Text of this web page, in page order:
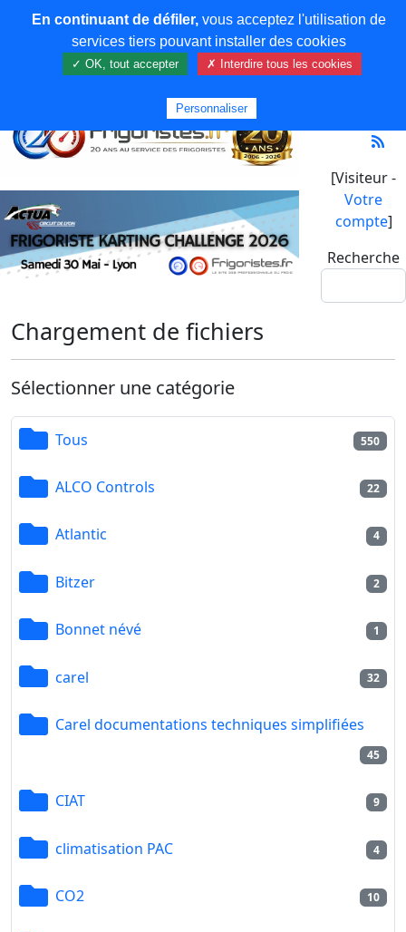
[Visiteur -
Votre
compte]
Recherche
Chargement de fichiers
Sélectionner une catégorie
Tous 550
ALCO Controls 22
Atlantic 4
Bitzer 2
Bonnet névé 1
carel 32
Carel documentations techniques simplifiées
45
CIAT 9
climatisation PAC 4
CO2 10
En continuant de défiler,vous acceptez l'utilisation de
services tiers pouvant installer des cookies
✓ OK, tout accepter ✗ Interdire tous les cookies
Personnaliser